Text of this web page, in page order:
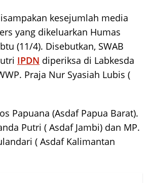
kesejumlah media
yang dikeluarkan Humas
(11/4). Disebutkan, SWAB
IPDN diperiksa di Labkesda
Praja Nur Syasiah Lubis (
Papuana (Asdaf Papua Barat).
Putri ( Asdaf Jambi) dan MP.
( Asdaf Kalimantan